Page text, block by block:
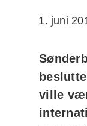
1. juni
ville